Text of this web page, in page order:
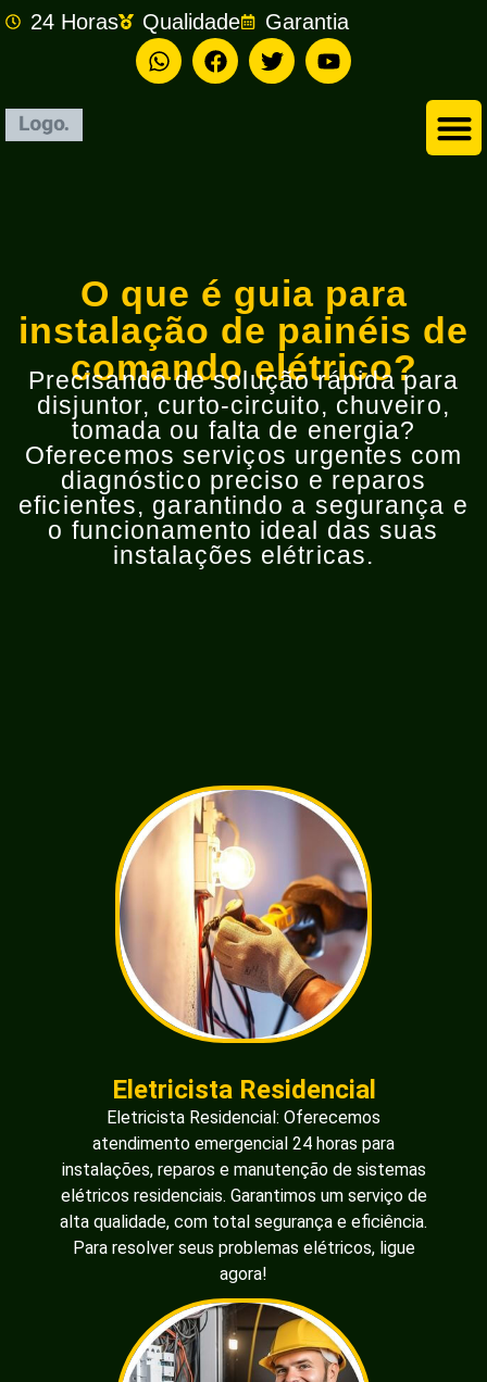
24 Horas Qualidade Garantia
O que é guia para
instalação de painéis de
comando elétrico?
Precisando de solução rápida para
disjuntor, curto-circuito, chuveiro,
tomada ou falta de energia?
Oferecemos serviços urgentes com
diagnóstico preciso e reparos
eficientes, garantindo a segurança e
o funcionamento ideal das suas
instalações elétricas.
Eletricista Residencial
Eletricista Residencial: Oferecemos
atendimento emergencial 24 horas para
instalações, reparos e manutenção de sistemas
elétricos residenciais. Garantimos um serviço de
alta qualidade, com total segurança e eficiência.
Para resolver seus problemas elétricos, ligue
agora!